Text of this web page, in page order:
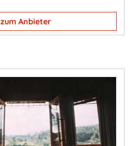
zum Anbieter